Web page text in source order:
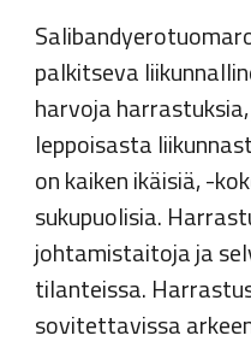
palkitseva
harvoja
leppoisasta
on kaiken ikäisiä, -
sukupuolisia.
johtamistaitoja ja
tilanteissa.
sovitettavissa